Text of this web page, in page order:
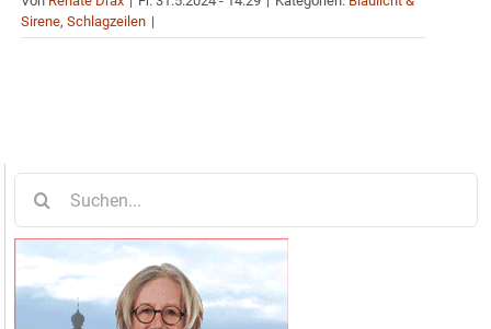
Sirene, Schlagzeilen |
nach: